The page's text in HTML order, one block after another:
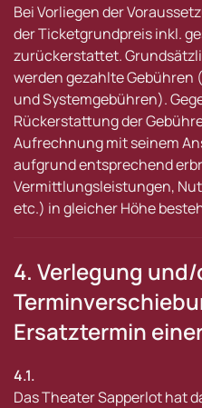
Bei Vorliegen der
der Ticketgrundpreis inkl.
zurückerstattet.
werden gezahlte Gebühren
und Systemgebühren).
Rückerstattung der
Aufrechnung mit seinem
aufgrund entsprechend
Vermittlungsleistungen,
etc.) in gleicher Höhe
4. Verlegung
Ersatztermin
4.1.
Das Theater Sapperlot hat